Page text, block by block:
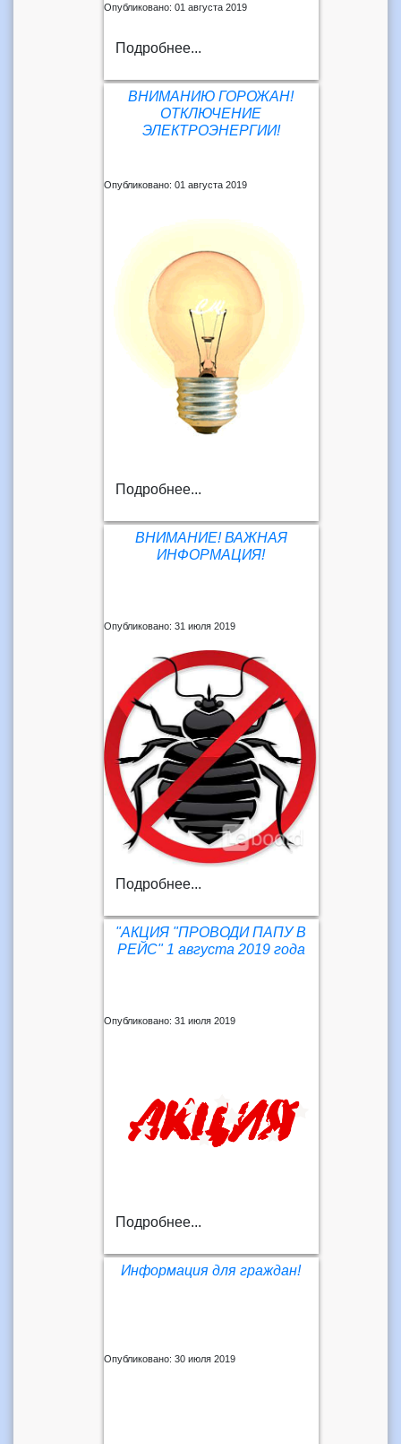
Опубликовано: 01 августа 2019
Подробнее...
ВНИМАНИЮ ГОРОЖАН!
ОТКЛЮЧЕНИЕ
ЭЛЕКТРОЭНЕРГИИ!
Опубликовано: 01 августа 2019
Подробнее...
ВНИМАНИЕ! ВАЖНАЯ
ИНФОРМАЦИЯ!
Опубликовано: 31 июля 2019
Подробнее...
"АКЦИЯ "ПРОВОДИ ПАПУ В
РЕЙС" 1 августа 2019 года
Опубликовано: 31 июля 2019
Подробнее...
Информация для граждан!
Опубликовано: 30 июля 2019